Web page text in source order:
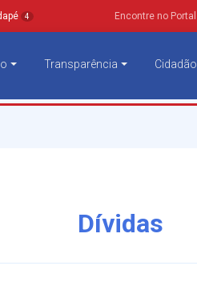
4 Encontre no Portal
Transparência Cidadão
Dívidas